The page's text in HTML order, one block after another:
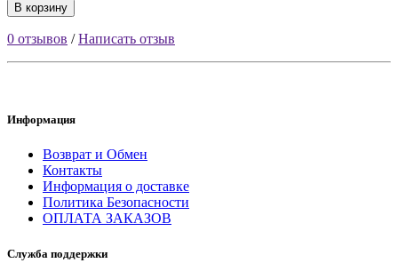
В корзину
0 отзывов /Написать отзыв
Информация
Возврат и Обмен
Контакты
Информация о доставке
Политика Безопасности
ОПЛАТА ЗАКАЗОВ
Служба поддержки